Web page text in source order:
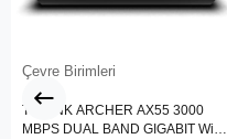
Çevre Birimleri
TP-LINK ARCHER AX55 3000
MBPS DUAL BAND GIGABIT Wi-Fi